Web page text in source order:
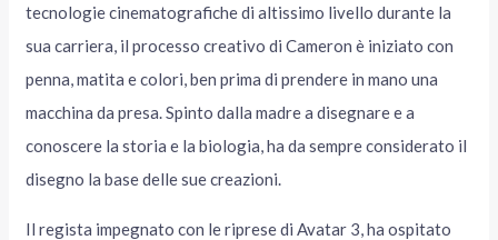
tecnologie cinematografiche di altissimo livello durante la
sua carriera, il processo creativo di Cameron è iniziato con
penna, matita e colori, ben prima di prendere in mano una
macchina da presa. Spinto dalla madre a disegnare e a
conoscere la storia e la biologia, ha da sempre considerato il
disegno la base delle sue creazioni.
Il regista impegnato con le riprese di Avatar 3, ha ospitato